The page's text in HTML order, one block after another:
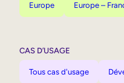
Europe Europe –
CAS D’USAGE
Tous cas d'usage